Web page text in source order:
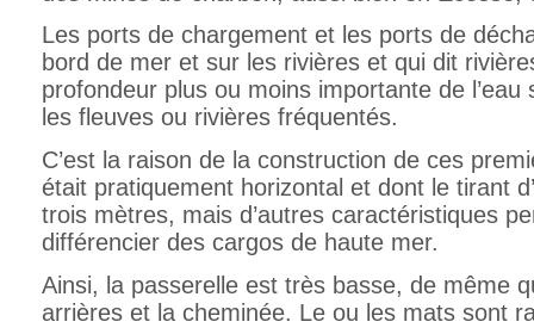
Les ports de chargement et les ports de
bord de mer et sur les rivières et qui dit
profondeur plus ou moins importante de l’eau
les fleuves ou rivières fréquentés.
C’est la raison de la construction de ces
était pratiquement horizontal et dont le tirant
trois mètres, mais d’autres caractéristiques
différencier des cargos de haute mer.
Ainsi, la passerelle est très basse, de même
arrières et la cheminée. Le ou les mats sont